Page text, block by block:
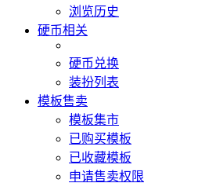
浏览历史
硬币相关
硬币兑换
装扮列表
模板售卖
模板集市
已购买模板
已收藏模板
申请售卖权限